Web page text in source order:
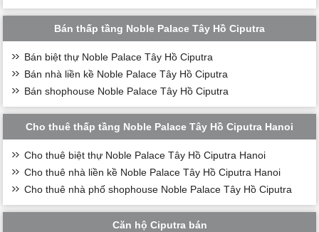
Bán thấp tầng Noble Palace Tây Hồ Ciputra
Bán biệt thự Noble Palace Tây Hồ Ciputra
Bán nhà liền kề Noble Palace Tây Hồ Ciputra
Bán shophouse Noble Palace Tây Hồ Ciputra
Cho thuê thấp tầng Noble Palace Tây Hồ Ciputra Hanoi
Cho thuê biệt thự Noble Palace Tây Hồ Ciputra Hanoi
Cho thuê nhà liền kề Noble Palace Tây Hồ Ciputra Hanoi
Cho thuê nhà phố shophouse Noble Palace Tây Hồ Ciputra
Căn hộ Ciputra bán